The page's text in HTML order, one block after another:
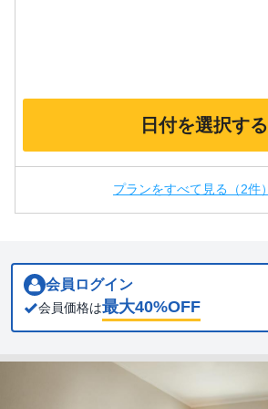
日付を選択する
プランをすべて見る（2件）
会員ログイン
会員価格は最大40%OFF